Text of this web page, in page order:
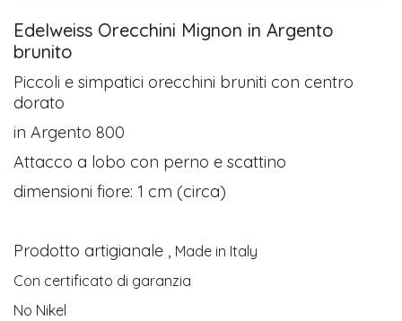
Edelweiss Orecchini Mignon in Argento
brunito
Piccoli e simpatici orecchini bruniti con centro
dorato
in Argento 800
Attacco a lobo con perno e scattino
dimensioni fiore: 1 cm (circa)
Prodotto artigianale , Made in Italy
Con certificato di garanzia
No Nikel